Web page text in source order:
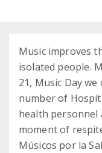
Music improves
isolated people.
21, Music Day
number of
health personnel
moment of
Músicos por la